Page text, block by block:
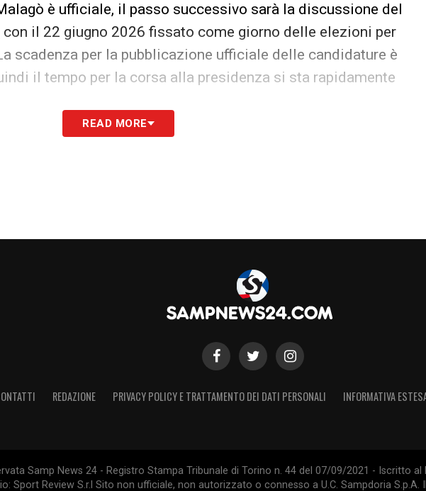
è ufficiale, il passo successivo sarà la discussione del
il 22 giugno 2026 fissato come giorno delle elezioni per
scadenza per la pubblicazione ufficiale delle candidature è
il tempo per la corsa alla presidenza si sta rapidamente
a raccogliere consensi e a consolidare la sua
READ MORE
REDAZIONE PRIVACY POLICY E TRATTAMENTO DEI DATI PERSONALI INFORMATIVA
Samp News 24 - Registro Stampa Tribunale di Torino n. 44 del 07/09/2021 - Iscritto
Sport Review S.r.l Sito non ufficiale, non autorizzato o connesso a U.C. Sampdoria